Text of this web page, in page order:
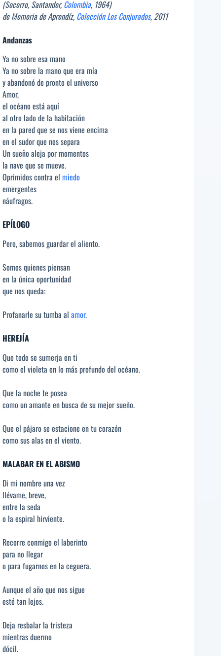
(Socorro, Santander, Colombia, 1964)
de Memoria de Aprendíz, Colección Los Conjurados, 2011
Andanzas
Ya no sobre esa mano
Ya no sobre la mano que era mía
y abandonó de pronto el universo
Amor,
el océano está aquí
al otro lado de la habitación
en la pared que se nos viene encima
en el sudor que nos separa
Un sueño aleja por momentos
la nave que se mueve.
Oprimidos contra el miedo
emergentes
náufragos.
EPÍLOGO
Pero, sabemos guardar el aliento.
Somos quienes piensan
en la única oportunidad
que nos queda:
Profanarle su tumba al amor.
HEREJÍA
Que todo se sumerja en ti
como el violeta en lo más profundo del océano.
Que la noche te posea
como un amante en busca de su mejor sueño.
Que el pájaro se estacione en tu corazón
como sus alas en el viento.
MALABAR EN EL ABISMO
Di mi nombre una vez
llévame, breve,
entre la seda
o la espiral hirviente.
Recorre conmigo el laberinto
para no llegar
o para fugarnos en la ceguera.
Aunque el año que nos sigue
esté tan lejos.
Deja resbalar la tristeza
mientras duermo
dócil.